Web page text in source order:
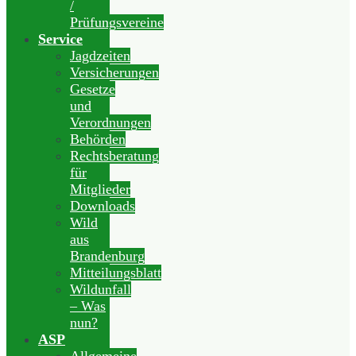
/
Prüfungsvereine
Service
Jagdzeiten
Versicherungen
Gesetze
und
Verordnungen
Behörden
Rechtsberatung
für
Mitglieder
Downloads
Wild
aus
Brandenburg
Mitteilungsblatt
Wildunfall
– Was
nun?
ASP